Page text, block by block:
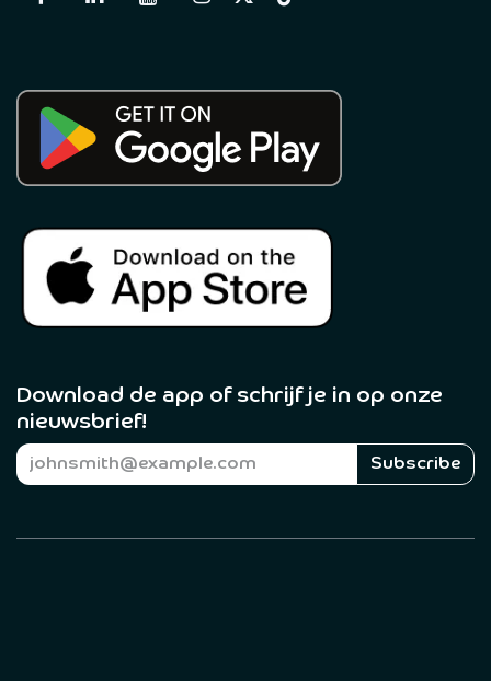
Download de app of schrijf je in op onze
nieuwsbrief! ​
Subscribe